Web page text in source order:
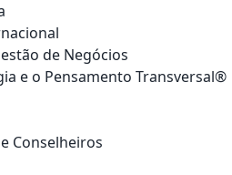
de Negócios
e o Pensamento Transversal®
Conselheiros